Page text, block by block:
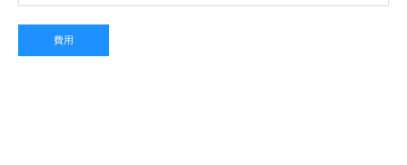
費用